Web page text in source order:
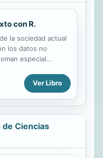
con R.
la sociedad actual
los datos no
especial
volcadas en
de encuestas a
restaurantes,
Ver Libro
Ciencias